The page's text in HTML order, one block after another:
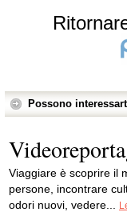
Possono
Viaggiare è scoprire il
persone, incontrare
odori nuovi, vedere...